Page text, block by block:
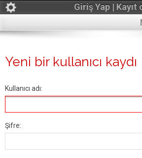
Giriş Yap | Kayıt
Yeni bir kullanıcı kaydı
Kullanıcı adı:
Şifre: